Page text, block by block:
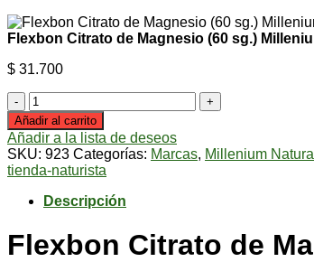
Flexbon Citrato de Magnesio (60 sg.)
$ 31.700
Flexbon
Citrato
de
Magnesio
(60
sg.)
Millenium
Natural
cantidad
Añadir al carrito
Añadir a la lista de deseos
SKU: 923 Categorías: Marcas, Millenium
tienda-naturista
Descripción
Flexbon Citrato de